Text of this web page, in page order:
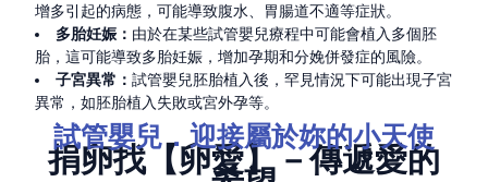
增多引起的病態，可能導致腹水、胃腸道不適等症狀。
多胎妊娠： 由於在某些試管嬰兒療程中可能會植入多個胚
胎，這可能導致多胎妊娠，增加孕期和分娩併發症的風險。
子宮異常：試管嬰兒胚胎植入後，罕見情況下可能出現子宮
異常，如胚胎植入失敗或宮外孕等。
捐卵找【卵愛】－傳遞愛的
試管嬰兒．迎接屬於妳的小天使